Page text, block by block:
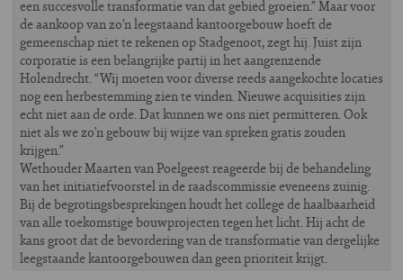
een succesvolle transformatie van dat gebied groeien.” Maar voor
de aankoop van zo’n leegstaand kantoorgebouw hoeft de
gemeenschap niet te rekenen op Stadgenoot, zegt hij. Juist zijn
corporatie is een belangrijke partij in het aangrenzende
Holendrecht. “Wij moeten voor diverse reeds aangekochte locaties
nog een herbestemming zien te vinden. Nieuwe acquisities zijn
echt niet aan de orde. Dat kunnen we ons niet permitteren. Ook
niet als we zo’n gebouw bij wijze van spreken gratis zouden
krijgen.”
Wethouder Maarten van Poelgeest reageerde bij de behandeling
van het initiatiefvoorstel in de raadscommissie eveneens zuinig.
Bij de begrotingsbesprekingen houdt het college de haalbaarheid
van alle toekomstige bouwprojecten tegen het licht. Hij acht de
kans groot dat de bevordering van de transformatie van dergelijke
leegstaande kantoorgebouwen dan geen prioriteit krijgt.